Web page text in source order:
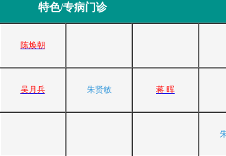
特色/专病门诊
陈焕朝
吴月兵 朱贤敏 蒋 晖